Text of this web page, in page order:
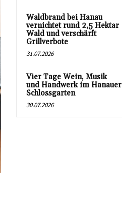
Waldbrand bei Hanau
vernichtet rund 2,5 Hektar
Wald und verschärft
Grillverbote
31.07.2026
Vier Tage Wein, Musik
und Handwerk im Hanauer
Schlossgarten
30.07.2026